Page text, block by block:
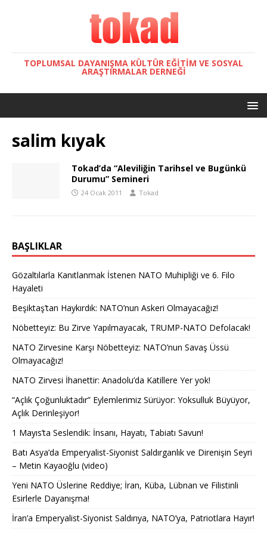
TOPLUMSAL DAYANIŞMA KÜLTÜR EĞITIM VE SOSYAL
ARAŞTIRMALAR DERNEĞI
salim kıyak
Tokad’da “Aleviliğin Tarihsel ve Bugünkü
Durumu” Semineri
24 Ocak 2011 Tokad
BAŞLIKLAR
Gözaltılarla Kanıtlanmak İstenen NATO Muhipliği ve 6. Filo
Hayaleti
Beşiktaş’tan Haykırdık: NATO’nun Askeri Olmayacağız!
Nöbetteyiz: Bu Zirve Yapılmayacak, TRUMP-NATO Defolacak!
NATO Zirvesine Karşı Nöbetteyiz: NATO’nun Savaş Üssü
Olmayacağız!
NATO Zirvesi İhanettir: Anadolu’da Katillere Yer yok!
“Açlık Çoğunluktadır” Eylemlerimiz Sürüyor: Yoksulluk Büyüyor,
Açlık Derinleşiyor!
1 Mayıs’ta Seslendik: İnsanı, Hayatı, Tabiatı Savun!
Batı Asya’da Emperyalist-Siyonist Saldırganlık ve Direnişin Seyri
– Metin Kayaoğlu (video)
Yeni NATO Üslerine Reddiye; İran, Küba, Lübnan ve Filistinli
Esirlerle Dayanışma!
İran’a Emperyalist-Siyonist Saldırıya, NATO’ya, Patriotlara Hayır!